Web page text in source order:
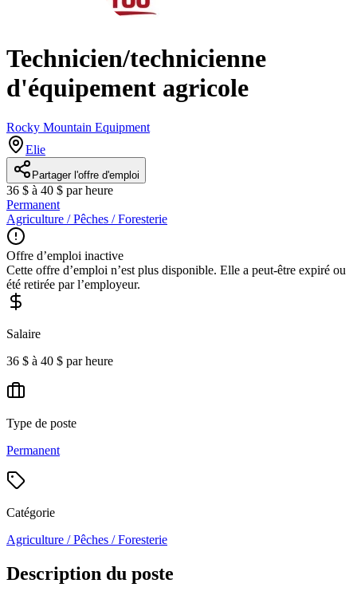
Technicien/technicienne
d'équipement agricole
Rocky Mountain Equipment
Elie
Partager l'offre d'emploi
36 $ à 40 $ par heure
Permanent
Agriculture / Pêches / Foresterie
Offre d’emploi inactive
Cette offre d’emploi n’est plus disponible. Elle a peut-être expiré ou
été retirée par l’employeur.
Salaire
36 $ à 40 $ par heure
Type de poste
Permanent
Catégorie
Agriculture / Pêches / Foresterie
Description du poste